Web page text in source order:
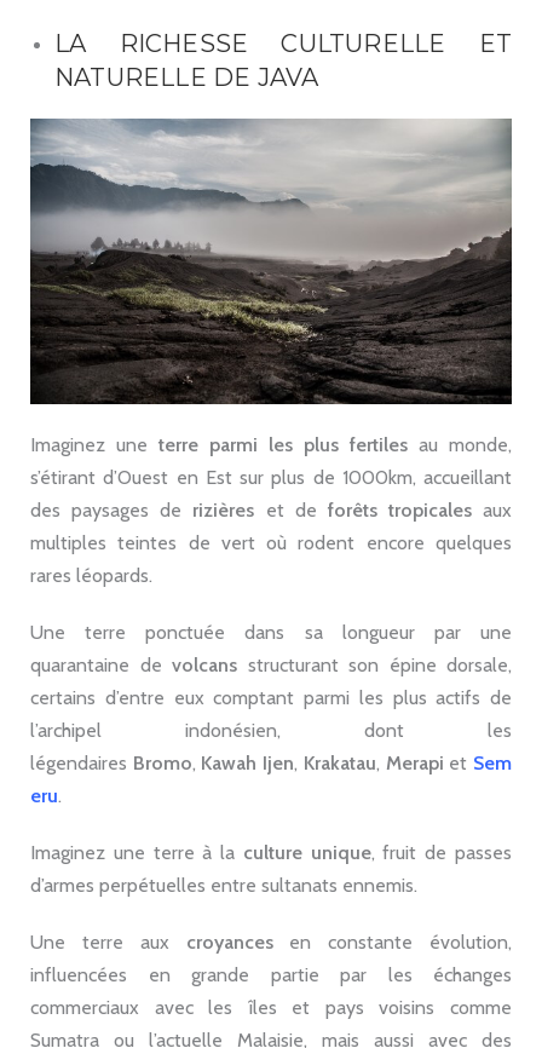
LA RICHESSE CULTURELLE ET
NATURELLE DE JAVA
Imaginez une terre parmi les plus fertiles au monde,
s’étirant d’Ouest en Est sur plus de 1000km, accueillant
des paysages de rizières et de forêts tropicalesaux
multiples teintes de vert où rodent encore quelques
rares léopards.
Une terre ponctuée dans sa longueur par une
quarantaine de volcans structurant son épine dorsale,
certains d’entre eux comptant parmi les plus actifs de
l’archipel indonésien, dont les
légendaires Bromo, Kawah Ijen, Krakatau, Merapi et Sem
eru.
Imaginez une terre à la culture unique, fruit de passes
d’armes perpétuelles entre sultanats ennemis.
Une terre aux croyancesen constante évolution,
influencées en grande partie par les échanges
commerciaux avec les îles et pays voisins comme
Sumatra ou l’actuelle Malaisie, mais aussi avec des